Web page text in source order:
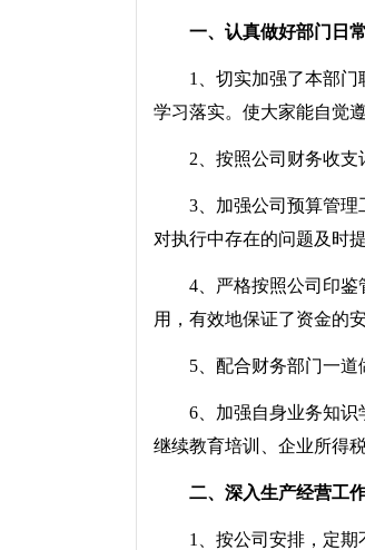
一、认真做好部门日
1、切实加强了本部门职
学习落实。使大家能自觉
2、按照公司财务收支计
3、加强公司预算管理工
对执行中存在的问题及时
4、严格按照公司印鉴管
用，有效地保证了资金的
5、配合财务部门一道做
6、加强自身业务知识学
继续教育培训、企业所得税
二、深入生产经营工
1、按公司安排，定期不